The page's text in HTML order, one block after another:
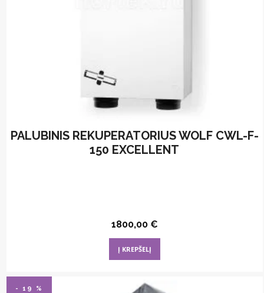
PALUBINIS REKUPERATORIUS WOLF CWL-F-
150 EXCELLENT
1800,00 €
Į KREPŠELĮ
- 19 %